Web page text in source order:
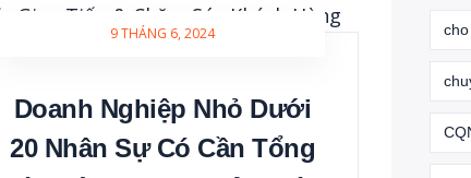
9 THÁNG 6, 2024
Doanh Nghiệp Nhỏ Dưới
20 Nhân Sự Có Cần Tổng